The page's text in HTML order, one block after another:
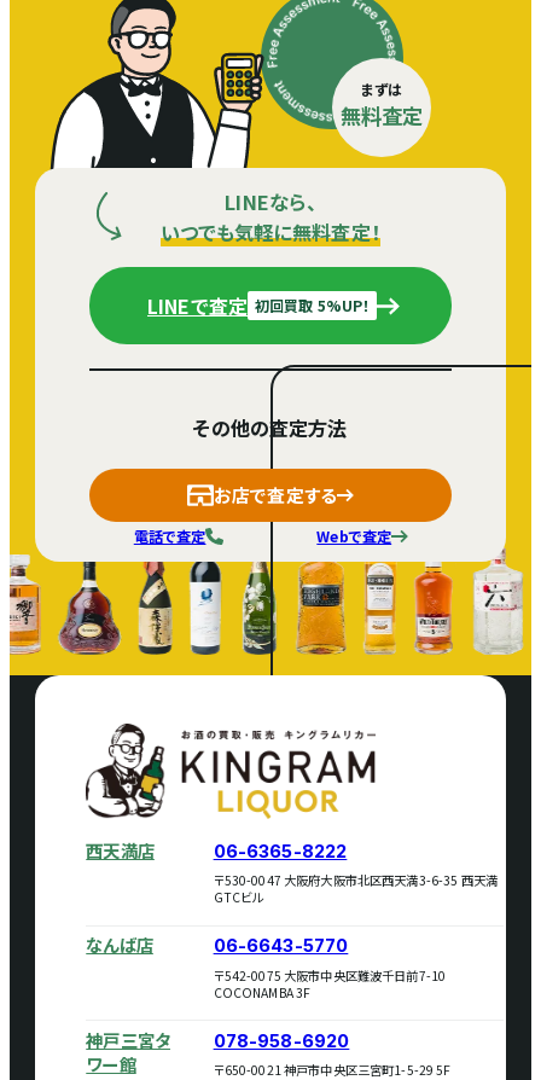
まずは
無料査定
LINEなら、
いつでも気軽に無料査定！
LINEで査定 初回買取 5%UP！
その他の査定方法
お店で査定する
Webで査定
電話で査定
西天満店 06-6365-8222
〒530-0047 大阪府大阪市北区西天満3-6-35 西天満
GTCビル
なんば店 06-6643-5770
〒542-0075 大阪市中央区難波千日前7-10
COCONAMBA 3F
神戸三宮タ
ワー館
078-958-6920
〒650-0021 神戸市中央区三宮町1-5-29 5F